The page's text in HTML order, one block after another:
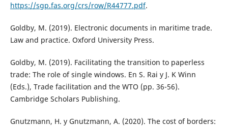
https://sgp.fas.org/crs/row/R44777.pdf.
Goldby, M. (2019). Electronic documents in maritime trade.
Law and practice. Oxford University Press.
Goldby, M. (2019). Facilitating the transition to paperless
trade: The role of single windows. En S. Rai y J. K Winn
(Eds.), Trade facilitation and the WTO (pp. 36-56).
Cambridge Scholars Publishing.
Gnutzmann, H. y Gnutzmann, A. (2020). The cost of borders: